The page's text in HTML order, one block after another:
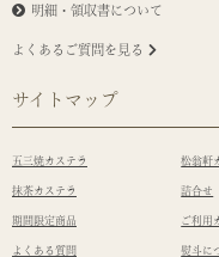
明細・領収書について
よくあるご質問を見る
サイトマップ
五三焼カステラ 松翁軒
抹茶カステラ 詰合せ
期間限定商品 ご利用
よくある質問 熨斗に